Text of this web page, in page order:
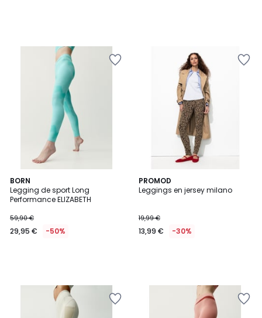
BORN
Legging de sport Long
Performance ELIZABETH
59,90 €
29,95 € -50%
PROMOD
Leggings en jersey milano
19,99 €
13,99 € -30%